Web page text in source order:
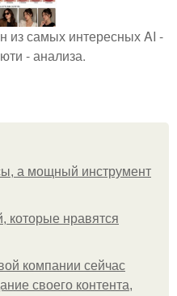
из самых интересных AI -
- анализа.
а мощный инструмент
которые нравятся
компании сейчас
своего контента,